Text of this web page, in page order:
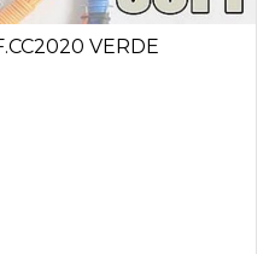
VERDE